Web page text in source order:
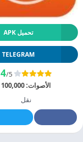
تحميل APK
TELEGRAM
4/5
الأصوات:100,000
نقل